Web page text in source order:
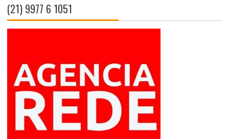
(21) 9977 6 1051